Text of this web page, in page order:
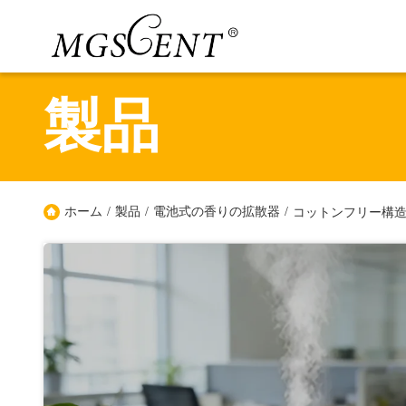
製品
ホーム / 製品 / 電池式の香りの拡散器 / コットンフリー構